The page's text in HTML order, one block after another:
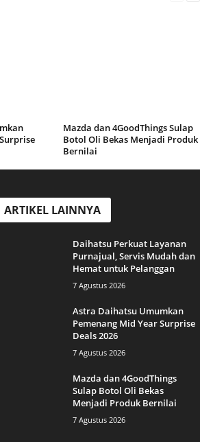
Mazda dan 4GoodThings Sulap
Botol Oli Bekas Menjadi Produk
Bernilai
ARTIKEL LAINNYA
Daihatsu Perkuat Layanan
Purnajual, Servis Mudah dan
Hemat untuk Pelanggan
7 Agustus 2026
Astra Daihatsu Umumkan
Pemenang Mid Year Surprise
Deals 2026
7 Agustus 2026
Mazda dan 4GoodThings
Sulap Botol Oli Bekas
Menjadi Produk Bernilai
7 Agustus 2026